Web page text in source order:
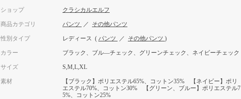
ショップ クラシカルエルフ
商品カテゴリ パンツ ／ その他パンツ
性別タイプ レディース ( パンツ ／ その他パンツ )
カラー ブラック、ブル―チェック、グリーンチェック、ネイビーチェック
サイズ S,M,L,XL
素材
【ブラック】ポリエステル65%、コットン35% 【ネイビー】ポリ
エステル70%、コットン30% 【グリーン、ブルー】ポリエステル7
5%、コットン25%